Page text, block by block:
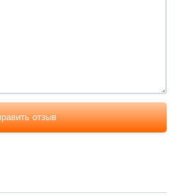
отзыв